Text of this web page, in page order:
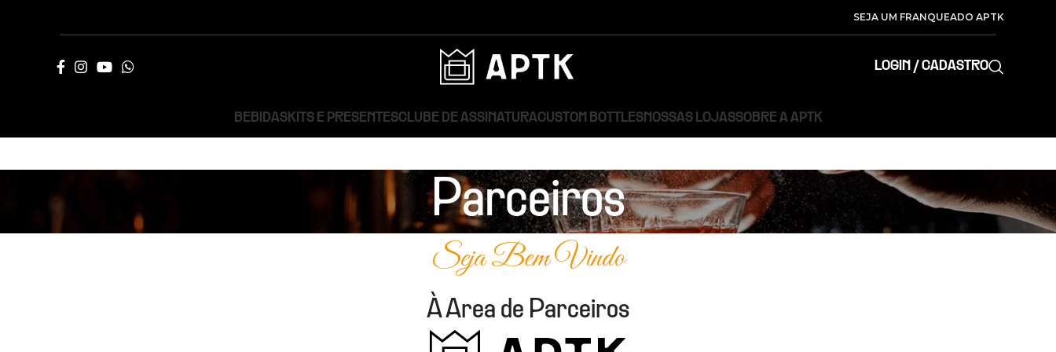
SEJA UM FRANQUEADO APTK
LOGIN / CADASTRO
BEBIDASKITS E PRESENTESCLUBE DE ASSINATURACUSTOM BOTTLESNOSSAS LOJASSOBRE A APTK
Parceiros
Seja Bem Vindo
À Area de Parceiros